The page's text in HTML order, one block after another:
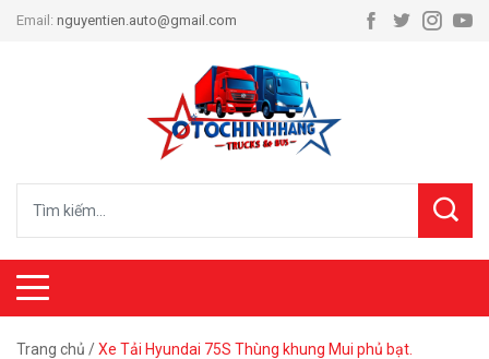
Email: nguyentien.auto@gmail.com
Trang chủ /Xe Tải Hyundai 75S Thùng khung Mui phủ bạt.